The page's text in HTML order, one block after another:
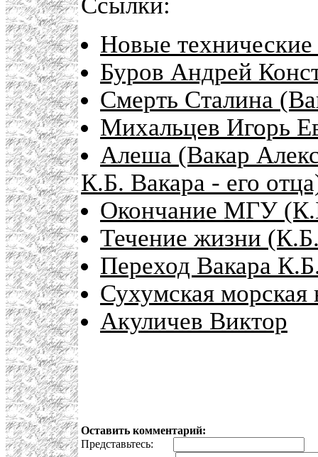
Новые
Буров Андрей
Смерть Сталина
Михальцев Игорь
Алеша (Вакар
К.Б. Вакара - его
Окончание МГУ
Течение жизни
Переход Вакара
Сухумская
Акуличев Виктор
Оставить комментарий:
Представьтесь: